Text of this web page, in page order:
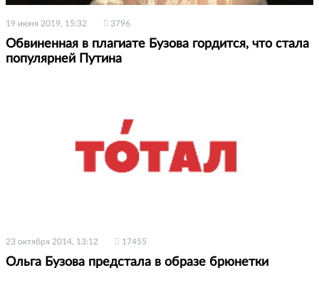
19 июня 2019, 15:32 3796
Обвиненная в плагиате Бузова гордится, что стала
популярней Путина
23 октября 2014, 13:12 17455
Ольга Бузова предстала в образе брюнетки